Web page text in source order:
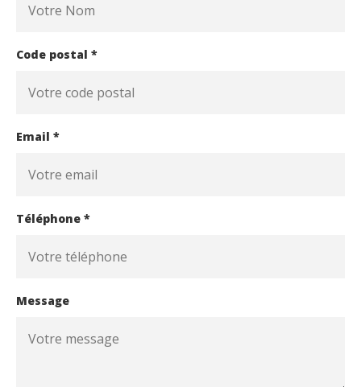
Code postal *
Email *
Téléphone *
Message